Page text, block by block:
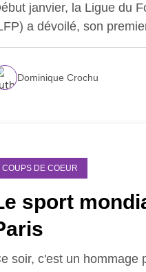
janvier, la Ligue du
a dévoilé, son
Dominique Crochu
COUPS DE COEUR
sport
soir, c'est un hommage